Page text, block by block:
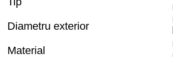
Diametru exterior
Material